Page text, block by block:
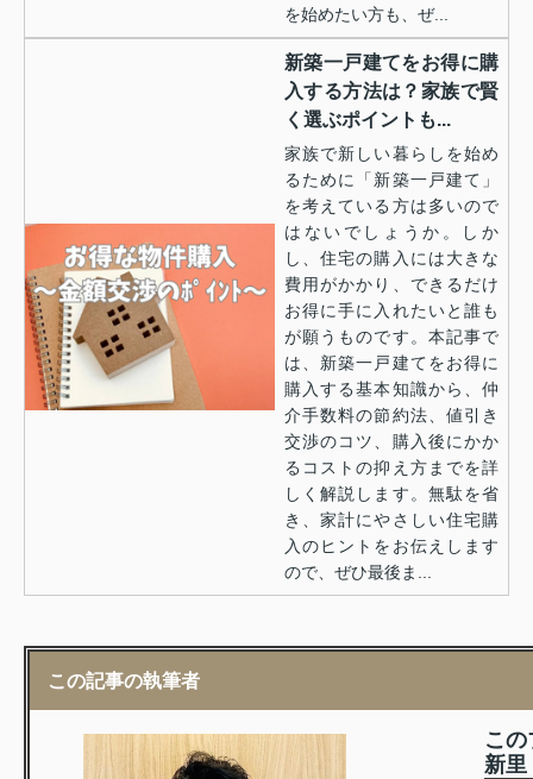
を始めたい方も、ぜ...
新築一戸建てをお得に購
入する方法は？家族で賢
く選ぶポイントも...
家族で新しい暮らしを始め
るために「新築一戸建て」
を考えている方は多いので
はないでしょうか。しか
し、住宅の購入には大きな
費用がかかり、できるだけ
お得に手に入れたいと誰も
が願うものです。本記事で
は、新築一戸建てをお得に
購入する基本知識から、仲
介手数料の節約法、値引き
交渉のコツ、購入後にかか
るコストの抑え方までを詳
しく解説します。無駄を省
き、家計にやさしい住宅購
入のヒントをお伝えします
ので、ぜひ最後ま...
この記事の執筆者
こ
新里